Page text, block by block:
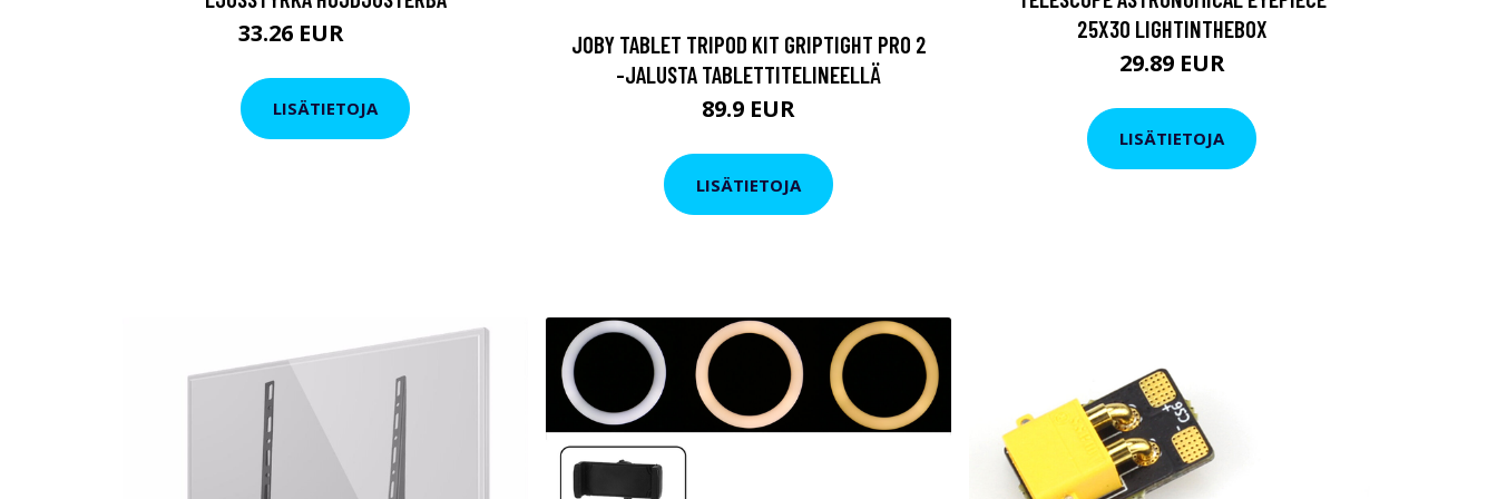
33.26 EUR
LISÄTIETOJA
JOBY TABLET TRIPOD KIT GRIPTIGHT PRO 2
-JALUSTA TABLETTITELINEELLÄ
89.9 EUR
LISÄTIETOJA
25X30 LIGHTINTHEBOX
29.89 EUR
LISÄTIETOJA